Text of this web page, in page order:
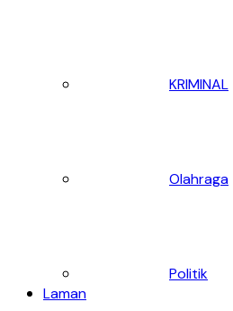
KRIMINAL
Olahraga
Politik
Laman